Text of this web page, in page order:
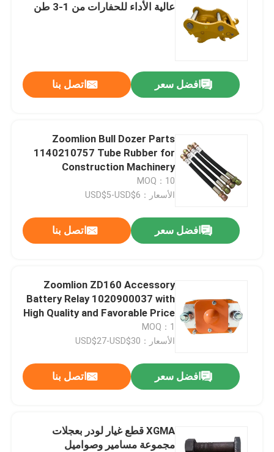
عالية الأداء للحفارات من 1-3 طن
افضل سعر اتصل بنا
Zoomlion Bull Dozer Parts
1140210757 Tube Rubber for
Construction Machinery
Maintaining
MOQ：10
الأسعار：USD$5-USD$6
افضل سعر اتصل بنا
Zoomlion ZD160 Accessory
Battery Relay 1020900037 with
High Quality and Favorable Price
MOQ：1
الأسعار：USD$27-USD$30
افضل سعر اتصل بنا
XGMA قطع غيار لودر بعجلات
مجموعة مسامير وصواميل